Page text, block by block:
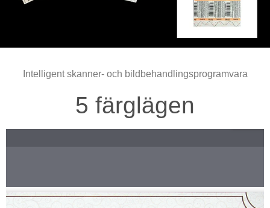
Intelligent skanner- och bildbehandlingsprogramvara
5 färglägen